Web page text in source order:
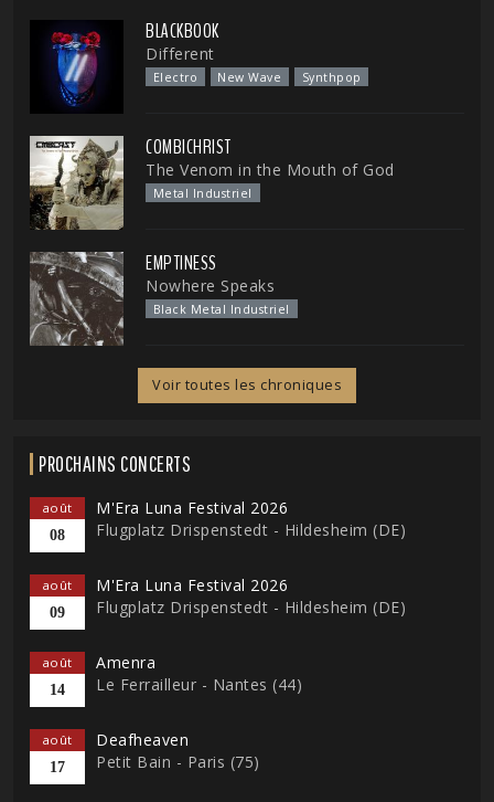
BLACKBOOK
Different
Electro New Wave Synthpop
COMBICHRIST
The Venom in the Mouth of God
Metal Industriel
EMPTINESS
Nowhere Speaks
Black Metal Industriel
Voir toutes les chroniques
PROCHAINS CONCERTS
août
08
M'Era Luna Festival 2026
Flugplatz Drispenstedt - Hildesheim (DE)
août
09
M'Era Luna Festival 2026
Flugplatz Drispenstedt - Hildesheim (DE)
août
14
Amenra
Le Ferrailleur - Nantes (44)
août
17
Deafheaven
Petit Bain - Paris (75)